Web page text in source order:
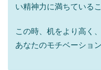
い精神力に満ちている
この時、机をより高く
あなたのモチベーショ